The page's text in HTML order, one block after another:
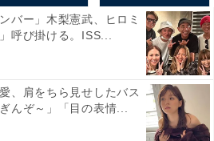
バー」木梨憲武、ヒロミ
呼び掛ける。ISS...
、肩をちら見せしたバス
んぞ～」「目の表情...